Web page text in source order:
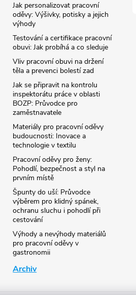
Jak personalizovat pracovní
oděvy: Výšivky, potisky a jejich
výhody
Testování a certifikace pracovní
obuvi: Jak probíhá a co sleduje
Vliv pracovní obuvi na držení
těla a prevenci bolestí zad
Jak se připravit na kontrolu
inspektorátu práce v oblasti
BOZP: Průvodce pro
zaměstnavatele
Materiály pro pracovní oděvy
budoucnosti: Inovace a
technologie v textilu
Pracovní oděvy pro ženy:
Pohodlí, bezpečnost a styl na
prvním místě
Špunty do uší: Průvodce
výběrem pro klidný spánek,
ochranu sluchu i pohodlí při
cestování
Výhody a nevýhody materiálů
pro pracovní oděvy v
gastronomii
Archiv